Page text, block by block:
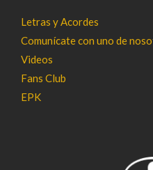
Letras y Acordes
Comunícate con uno de
Videos
Fans Club
EPK